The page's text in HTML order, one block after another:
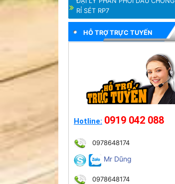
RỈ SÉT RP7
HỖ TRỢ TRỰC TUYẾN
Hotline: 0919 042 088
0978648174
Mr Dũng
0978648174